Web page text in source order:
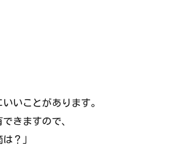
いことがあります。
きますので、
？」